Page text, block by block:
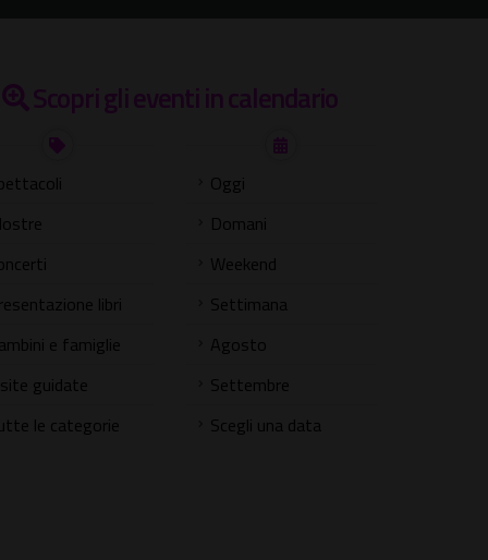
Scopri gli eventi in calendario
libri
e famiglie
guidate
le categorie
Oggi
Domani
Weekend
Settimana
Agosto
Settembre
Scegli una data